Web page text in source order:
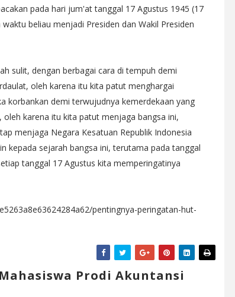
pada hari jum'at tanggal 17 Agustus 1945 (17
beliau menjadi Presiden dan Wakil Presiden
sulit, dengan berbagai cara di tempuh demi
oleh karena itu kita patut menghargai
korbankan demi terwujudnya kemerdekaan yang
karena itu kita patut menjaga bangsa ini,
menjaga Negara Kesatuan Republik Indonesia
kepada sejarah bangsa ini, terutama pada tanggal
tanggal 17 Agustus kita memperingatinya
pentingnya-peringatan-hut-
Prodi Akuntansi